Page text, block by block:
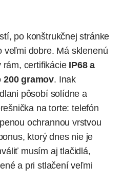
po konštrukčnej stránke
veľmi dobre. Má sklenenú
rám, certifikácie IP68 a
200 gramov. Inak
pôsobí solídne a
na torte: telefón
ochrannou vrstvou
ktorý dnes nie je
musím aj tlačidlá,
a pri stlačení veľmi